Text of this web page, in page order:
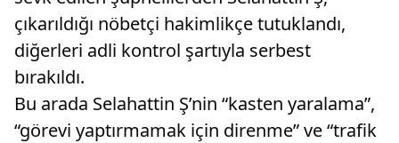
çıkarıldığı nöbetçi hakimlikçe tutuklandı,
diğerleri adli kontrol şartıyla serbest
bırakıldı.
Bu arada Selahattin Ş’nin “kasten yaralama”,
“görevi yaptırmamak için direnme” ve “trafik